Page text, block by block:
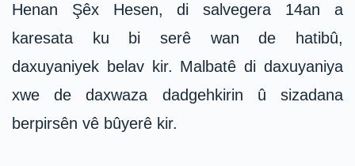
Henan Şêx Hesen, di salvegera 14an a
karesata ku bi serê wan de hatibû,
daxuyaniyek belav kir. Malbatê di daxuyaniya
xwe de daxwaza dadgehkirin û sizadana
berpirsên vê bûyerê kir.